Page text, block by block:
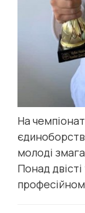
На
молоді
Понад